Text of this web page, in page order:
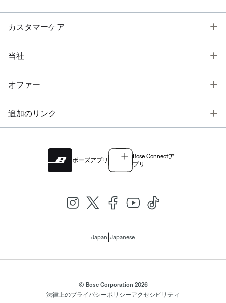
カスタマーケア
当社
オファー
追加のリンク
ボーズアプリ
Bose Connectア
プリ
Japan Japanese
© Bose Corporation 2026
法律上のプライバシーポリシーアクセシビリティ